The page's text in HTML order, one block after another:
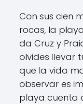
Con sus cien
rocas, la
da Cruz y
olvides llevar
que la vida
observar es
playa cuenta